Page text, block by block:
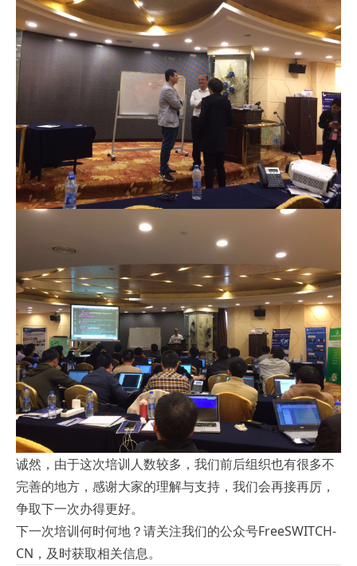
诚然，由于这次培训人数较多，我们前后组织也有很多不
完善的地方，感谢大家的理解与支持，我们会再接再厉，
争取下一次办得更好。
下一次培训何时何地？请关注我们的公众号FreeSWITCH-
CN，及时获取相关信息。